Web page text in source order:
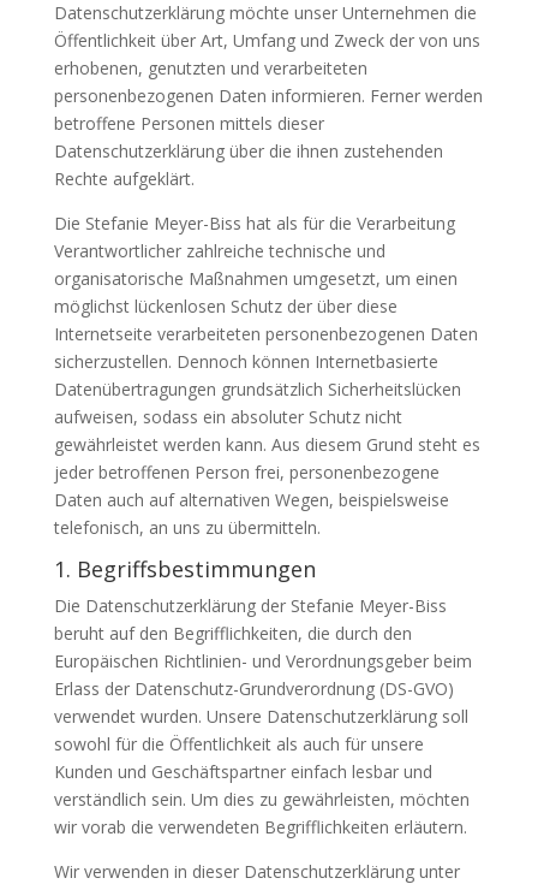
Datenschutzerklärung möchte unser Unternehmen die
Öffentlichkeit über Art, Umfang und Zweck der von uns
erhobenen, genutzten und verarbeiteten
personenbezogenen Daten informieren. Ferner werden
betroffene Personen mittels dieser
Datenschutzerklärung über die ihnen zustehenden
Rechte aufgeklärt.
Die Stefanie Meyer-Biss hat als für die Verarbeitung
Verantwortlicher zahlreiche technische und
organisatorische Maßnahmen umgesetzt, um einen
möglichst lückenlosen Schutz der über diese
Internetseite verarbeiteten personenbezogenen Daten
sicherzustellen. Dennoch können Internetbasierte
Datenübertragungen grundsätzlich Sicherheitslücken
aufweisen, sodass ein absoluter Schutz nicht
gewährleistet werden kann. Aus diesem Grund steht es
jeder betroffenen Person frei, personenbezogene
Daten auch auf alternativen Wegen, beispielsweise
telefonisch, an uns zu übermitteln.
1. Begriffsbestimmungen
Die Datenschutzerklärung der Stefanie Meyer-Biss
beruht auf den Begrifflichkeiten, die durch den
Europäischen Richtlinien- und Verordnungsgeber beim
Erlass der Datenschutz-Grundverordnung (DS-GVO)
verwendet wurden. Unsere Datenschutzerklärung soll
sowohl für die Öffentlichkeit als auch für unsere
Kunden und Geschäftspartner einfach lesbar und
verständlich sein. Um dies zu gewährleisten, möchten
wir vorab die verwendeten Begrifflichkeiten erläutern.
Wir verwenden in dieser Datenschutzerklärung unter